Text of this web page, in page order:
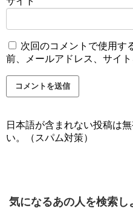
次回のコメントで使用す
前、メールアドレス、サイト
日本語が含まれない投稿は
い。（スパム対策）
気になるあの人を検索し